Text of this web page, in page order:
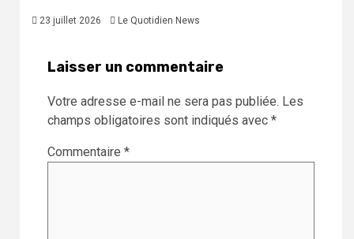
23 juillet 2026 Le Quotidien News
Laisser un commentaire
Votre adresse e-mail ne sera pas publiée. Les
champs obligatoires sont indiqués avec *
Commentaire *